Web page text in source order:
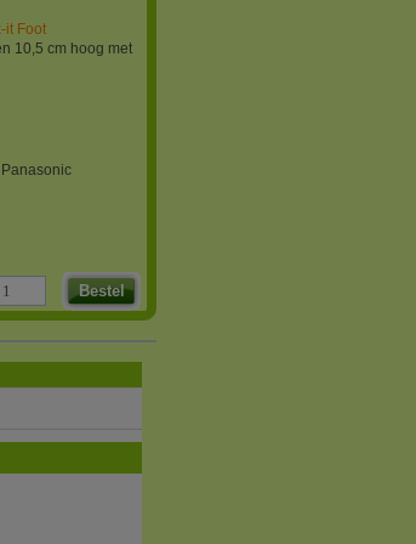
it Foot
10,5 cm hoog met
Bestel